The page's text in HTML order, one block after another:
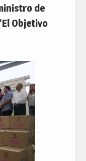
de
Objetivo